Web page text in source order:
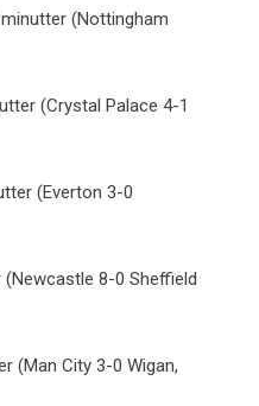
(Nottingham
(Crystal Palace 4-1
(Everton 3-0
(Newcastle 8-0 Sheffield
(Man City 3-0 Wigan,